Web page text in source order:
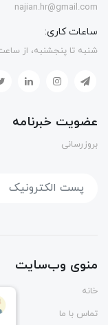
najian.hr@gmail.com
ساعات کاری:
شنبه تا پنجشنبه، از ساعت 9 صبح تا 5
عضویت خبرنامه
بروزرسانی
منوی وب‌سایت
خانه
تماس با ما